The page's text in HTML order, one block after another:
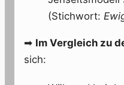
(Stichwort:
➡ Im Vergleich zu
sich: